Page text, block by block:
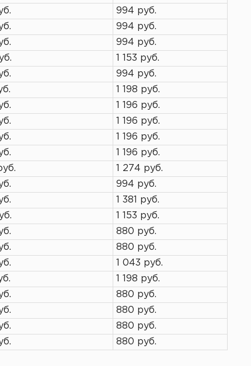
994 руб.
994 руб.
994 руб.
1 153 руб.
994 руб.
1 198 руб.
1 196 руб.
1 196 руб.
1 196 руб.
1 196 руб.
1 274 руб.
994 руб.
1 381 руб.
1 153 руб.
880 руб.
880 руб.
1 043 руб.
1 198 руб.
880 руб.
880 руб.
880 руб.
880 руб.